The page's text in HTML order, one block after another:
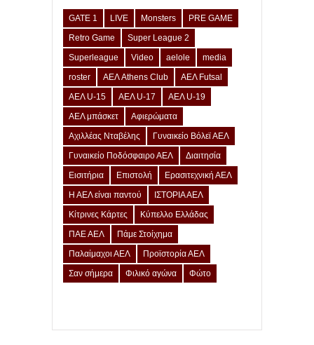
GATE 1 LIVE Monsters
PRE GAME
Retro Game
Super League 2
Superleague
Video aelole
media
roster
ΑΕΛ Athens Club
ΑΕΛ Futsal
ΑΕΛ U-15
ΑΕΛ U-17
ΑΕΛ U-19
ΑΕΛ μπάσκετ
Αφιερώματα
Αχιλλέας Νταβέλης
Γυναικείο Βόλεϊ ΑΕΛ
Γυναικείο Ποδόσφαιρο ΑΕΛ
Διαιτησία
Εισιτήρια
Επιστολή
Ερασιτεχνική ΑΕΛ
Η ΑΕΛ είναι παντού
ΙΣΤΟΡΙΑ ΑΕΛ
Κίτρινες Κάρτες
Κύπελλο Ελλάδας
ΠΑΕ ΑΕΛ
Πάμε Στοίχημα
Παλαίμαχοι ΑΕΛ
Προϊστορία ΑΕΛ
Σαν σήμερα
Φιλικό αγώνα Φώτο